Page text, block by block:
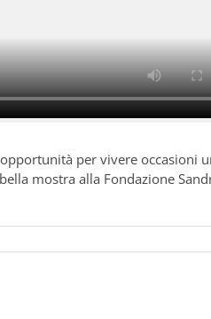
per vivere occasioni
mostra alla Fondazione